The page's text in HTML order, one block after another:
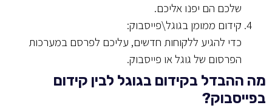
שלכם הם יפנו אליכם.
קידום ממומן בגוגל\פייסבוק:
כדי להגיע ללקוחות חדשים, עליכם לפרסם במערכות
הפרסום של גוגל או פייסבוק.
מה ההבדל בקידום בגוגל לבין קידום
בפייסבוק?